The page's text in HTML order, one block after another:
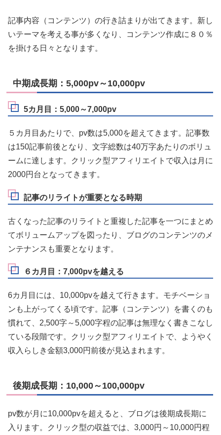
記事内容（コンテンツ）の行き詰まりが出てきます。新し
いテーマを考える事が多くなり、コンテンツ作成に８０％
を掛ける日々となります。
中期成長期：5,000pv～10,000pv
5カ月目：5,000～7,000pv
５カ月目あたりで、pv数は5,000を超えてきます。記事数
は150記事前後となり、文字総数は40万字あたりのボリュ
ームに達します。クリック型アフィリエイトで収入は月に
2000円台となってきます。
記事のリライトが重要となる時期
古くなった記事のリライトと重複した記事を一つにまとめ
てボリュームアップを図ったり、ブログのコンテンツのメ
ンテナンスも重要となります。
６カ月目：7,000pvを越える
6カ月目には、10,000pvを越えて行きます。モチベーショ
ンも上がってくる頃です。記事（コンテンツ）を書くのも
慣れて、2,500字～5,000字程の記事は無理なく書きこなし
ている段階です。クリック型アフィリエイトで、ようやく
収入らしき金額3,000円前後が見込まれます。
後期成長期：10,000～100,000pv
pv数が月に10,000pvを超えると、ブログは後期成長期に
入ります。クリック型の収益では、3,000円～10,000円程